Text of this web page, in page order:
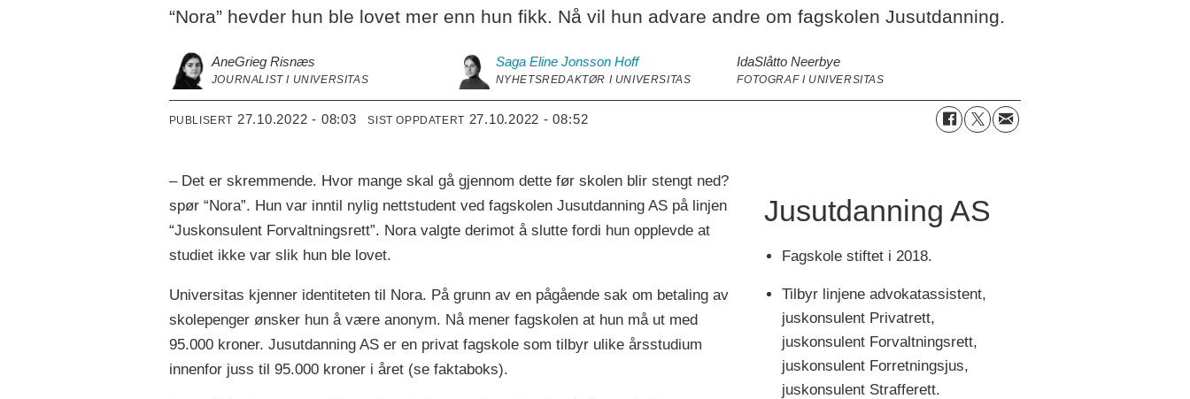
“Nora” hevder hun ble lovet mer enn hun fikk. Nå vil hun advare andre om fagskolen Jusutdanning.
AneGrieg Risnæs
JOURNALIST I UNIVERSITAS
Saga Eline Jonsson Hoff
NYHETSREDAKTØR I UNIVERSITAS
IdaSlåtto Neerbye
FOTOGRAF I UNIVERSITAS
PUBLISERT 27.10.2022 - 08:03 SIST OPPDATERT 27.10.2022 - 08:52
Jusutdanning AS
Fagskole stiftet i 2018.
Tilbyr linjene advokatassistent,
juskonsulent Privatrett,
juskonsulent Forvaltningsrett,
juskonsulent Forretningsjus,
juskonsulent Strafferett.
– Det er skremmende. Hvor mange skal gå gjennom dette før skolen blir stengt ned?
spør “Nora”. Hun var inntil nylig nettstudent ved fagskolen Jusutdanning AS på linjen
“Juskonsulent Forvaltningsrett”. Nora valgte derimot å slutte fordi hun opplevde at
studiet ikke var slik hun ble lovet.
Universitas kjenner identiteten til Nora. På grunn av en pågående sak om betaling av
skolepenger ønsker hun å være anonym. Nå mener fagskolen at hun må ut med
95.000 kroner. Jusutdanning AS er en privat fagskole som tilbyr ulike årsstudium
innenfor juss til 95.000 kroner i året (se faktaboks).